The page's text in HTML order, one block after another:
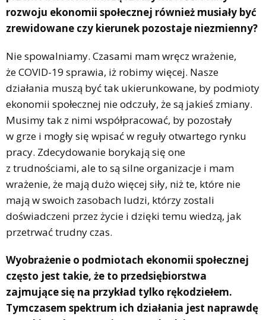
rozwoju ekonomii społecznej również musiały być
zrewidowane czy kierunek pozostaje niezmienny?
Nie spowalniamy. Czasami mam wręcz wrażenie,
że COVID-19 sprawia, iż robimy więcej. Nasze
działania muszą być tak ukierunkowane, by podmioty
ekonomii społecznej nie odczuły, że są jakieś zmiany.
Musimy tak z nimi współpracować, by pozostały
w grze i mogły się wpisać w reguły otwartego rynku
pracy. Zdecydowanie borykają się one
z trudnościami, ale to są silne organizacje i mam
wrażenie, że mają dużo więcej siły, niż te, które nie
mają w swoich zasobach ludzi, którzy zostali
doświadczeni przez życie i dzięki temu wiedzą, jak
przetrwać trudny czas.
Wyobrażenie o podmiotach ekonomii społecznej
często jest takie, że to przedsiębiorstwa
zajmujące się na przykład tylko rękodziełem.
Tymczasem spektrum ich działania jest naprawdę